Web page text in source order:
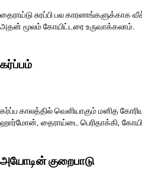
தைராய்டு சுரப்பி பல காரணங்களுக்காக
அதன் மூலம் கோயிட்டரை உருவாக்கலாம்.
கர்ப்பம்
கர்ப்ப காலத்தில் வெளியாகும் மனித
ஹார்மோன், தைராய்டை பெரிதாக்கி,
அயோடின் குறைபாடு